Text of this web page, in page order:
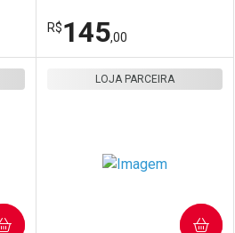
Comprar sem Desconto
Por R$ 165,00/cada
Por R$ 165,00/cada
R$145,00
LOJA PARCEIRA
COMPRAR